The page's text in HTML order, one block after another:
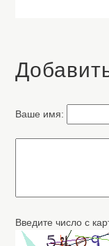
Ваше имя:
Введите число с